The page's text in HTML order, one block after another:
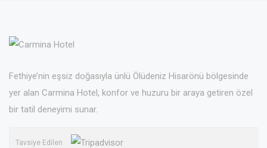
Fethiye’nin eşsiz doğasıyla ünlü Ölüdeniz Hisarönü bölgesinde
yer alan Carmina Hotel, konfor ve huzuru bir araya getiren özel
bir tatil deneyimi sunar.
Tavsiye Edilen